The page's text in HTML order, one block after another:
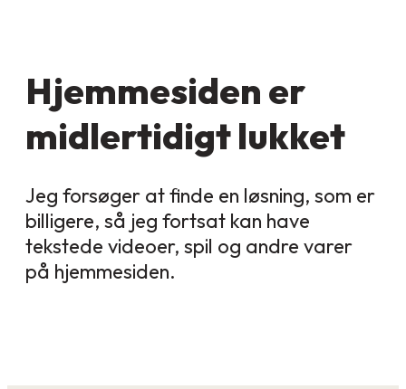
Hjemmesiden er
midlertidigt lukket
Jeg forsøger at finde en løsning, som er
billigere, så jeg fortsat kan have
tekstede videoer, spil og andre varer
på hjemmesiden.